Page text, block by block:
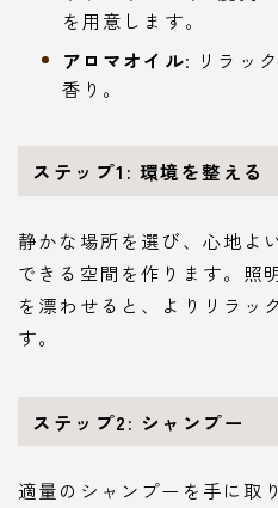
を用意します。
アロマオイル: リラッ
香り。
ステップ1: 環境を整える
静かな場所を選び、心地よ
できる空間を作ります。照
を漂わせると、よりリラッ
す。
ステップ2: シャンプー
適量のシャンプーを手に取